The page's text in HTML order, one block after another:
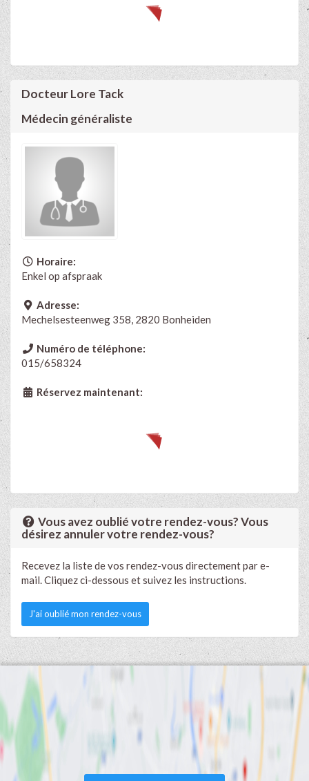
Docteur Lore Tack
Médecin généraliste
Horaire:
Enkel op afspraak
Adresse:
Mechelsesteenweg 358, 2820 Bonheiden
Numéro de téléphone:
015/658324
Réservez maintenant:
Vous avez oublié votre rendez-vous? Vous
désirez annuler votre rendez-vous?
Recevez la liste de vos rendez-vous directement par e-
mail. Cliquez ci-dessous et suivez les instructions.
J'ai oublié mon rendez-vous